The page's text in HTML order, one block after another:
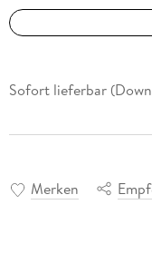
Sofort lieferbar
Merken